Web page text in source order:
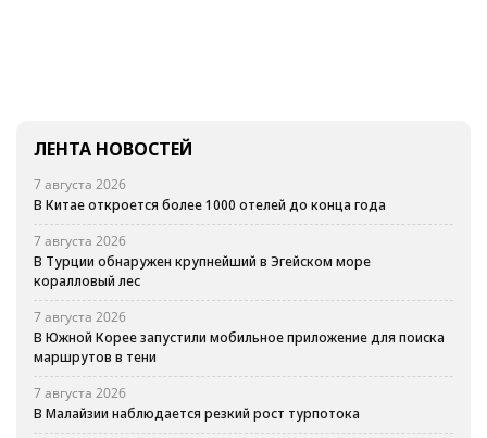
ЛЕНТА НОВОСТЕЙ
7 августа 2026
В Китае откроется более 1000 отелей до конца года
7 августа 2026
В Турции обнаружен крупнейший в Эгейском море
коралловый лес
7 августа 2026
В Южной Корее запустили мобильное приложение для поиска
маршрутов в тени
7 августа 2026
В Малайзии наблюдается резкий рост турпотока